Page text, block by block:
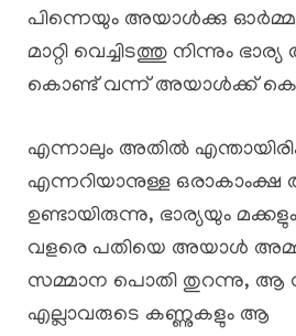
പിന്നെയും അയാൾക്കു
മാറ്റി വെച്ചിടത്തു നിന്നും
കൊണ്ട് വന്ന് അയാൾക്ക്‌
എന്നാലും അതിൽ
എന്നറിയാനുള്ള
ഉണ്ടായിരുന്നു, ഭാര്യയും
വളരെ പതിയെ അയാൾ
സമ്മാന പൊതി തുറന്നു, ആ
എല്ലാവരുടെ കണ്ണുകളും ആ